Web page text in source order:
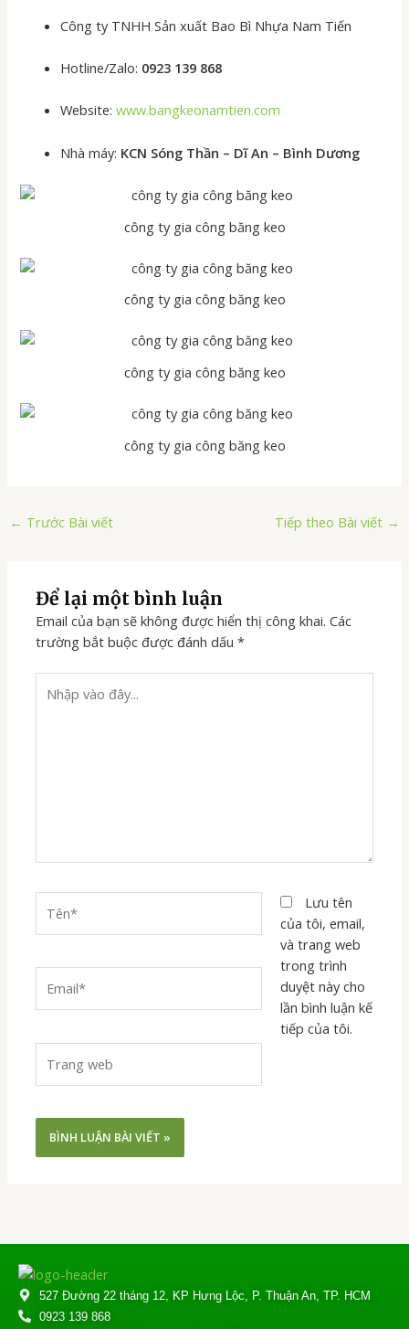
Công ty TNHH Sản xuất Bao Bì Nhựa Nam Tiến
Hotline/Zalo: 0923 139 868
Website:www.bangkeonamtien.com
Nhà máy: KCN Sóng Thần – Dĩ An – Bình Dương
công ty gia công băng keo
công ty gia công băng keo
công ty gia công băng keo
công ty gia công băng keo
← Trước Bài viết Tiếp theo Bài viết →
Để lại một bình luận
Email của bạn sẽ không được hiển thị công khai. Các
trường bắt buộc được đánh dấu*
vào
web
Lưu tên
của tôi, email,
và trang web
trong trình
duyệt này cho
lần bình luận kế
tiếp của tôi.
527 Đường 22 tháng 12, KP Hưng Lộc, P. Thuận An, TP. HCM
0923 139 868